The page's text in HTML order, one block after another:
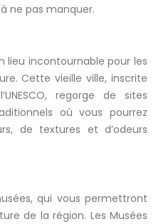
ne pas manquer.
lieu incontournable pour les
Cette vieille ville, inscrite
regorge de sites
où vous pourrez
de textures et d’odeurs
qui vous permettront
de la région. Les Musées